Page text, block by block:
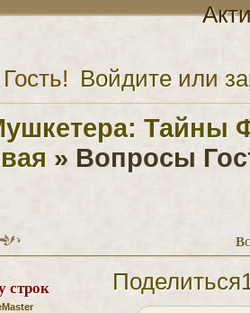
Войдите или
Тайны
» Вопросы
Поделиться
строк